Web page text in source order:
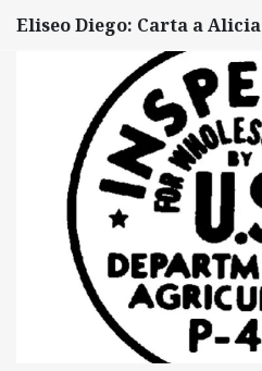
Eliseo Diego: Carta a Alicia